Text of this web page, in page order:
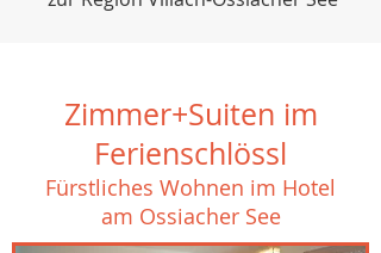
Zimmer+Suiten im
Ferienschlössl
Fürstliches Wohnen im Hotel
am Ossiacher See